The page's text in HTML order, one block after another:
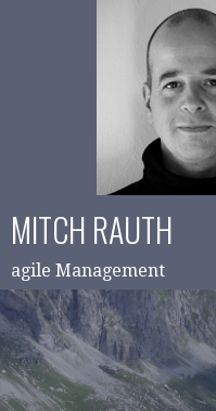
MITCH RAUTH
agile Management